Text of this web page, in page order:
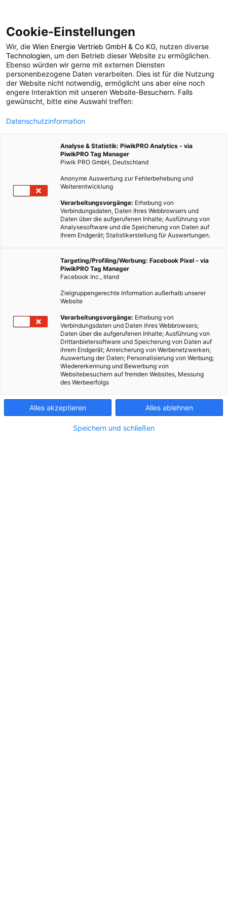
POSTS BY TAG
Viskose
1 BEITRAG
Cookie-Einstellungen
Wir, die Wien Energie Vertrieb GmbH & Co KG, nutzen diverse
Technologien, um den Betrieb dieser Website zu ermöglichen.
Ebenso würden wir gerne mit externen Diensten
personenbezogene Daten verarbeiten. Dies ist für die Nutzung
der Website nicht notwendig, ermöglicht uns aber eine noch
engere Interaktion mit unseren Website-Besuchern. Falls
gewünscht, bitte eine Auswahl treffen:
Datenschutzinformation
Analyse & Statistik: PiwikPRO Analytics - via
PiwikPRO Tag Manager
Piwik PRO GmbH, Deutschland
Anonyme Auswertung zur Fehlerbehebung und
Weiterentwicklung
Verarbeitungsvorgänge: Erhebung von
Verbindungsdaten, Daten Ihres Webbrowsers und
Daten über die aufgerufenen Inhalte; Ausführung von
Analysesoftware und die Speicherung von Daten auf
Ihrem Endgerät; Statistikerstellung für Auswertungen.
Targeting/Profiling/Werbung: Facebook Pixel - via
PiwikPRO Tag Manager
Facebook Inc., Irland
Zielgruppengerechte Information außerhalb unserer
Website
Verarbeitungsvorgänge: Erhebung von
Verbindungsdaten und Daten ihres Webbrowsers;
Daten über die aufgerufenen Inhalte; Ausführung von
Drittanbietersoftware und Speicherung von Daten auf
ihrem Endgerät; Anreicherung von Werbenetzwerken;
Auswertung der Daten; Personalisierung von Werbung;
Wiedererkennung und Bewerbung von
Websitebesuchern auf fremden Websites, Messung
des Werbeerfolgs
Alles akzeptieren Alles ablehnen
Speichern und schließen